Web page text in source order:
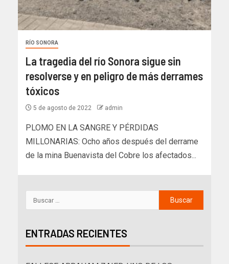
RÍO SONORA
La tragedia del río Sonora sigue sin
resolverse y en peligro de más derrames
tóxicos
5 de agosto de 2022 admin
PLOMO EN LA SANGRE Y PÉRDIDAS
MILLONARIAS: Ocho años después del derrame
de la mina Buenavista del Cobre los afectados...
ENTRADAS RECIENTES